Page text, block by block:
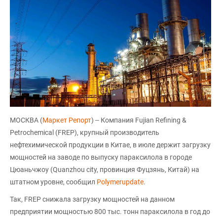
МОСКВА (Маркет Репорт) -- Компания Fujian Refining &
Petrochemical (FREP), крупный производитель
нефтехимической продукции в Китае, в июле держит загрузку
мощностей на заводе по выпуску параксилола в городе
Цюаньчжоу (Quanzhou city, провинция Фуцзянь, Китай) на
штатном уровне, сообщил Polymerupdate.
Так, FREP снижала загрузку мощностей на данном
предприятии мощностью 800 тыс. тонн параксилола в год до